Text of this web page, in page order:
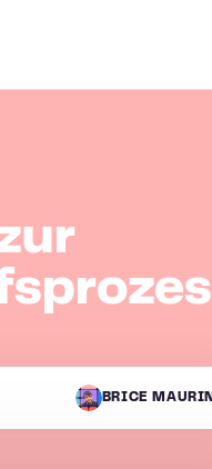
BRICE MAURIN